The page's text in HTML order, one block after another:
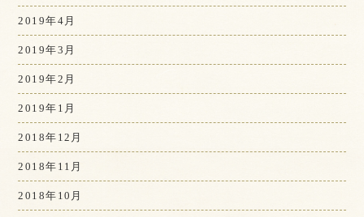
2019年4月
2019年3月
2019年2月
2019年1月
2018年12月
2018年11月
2018年10月